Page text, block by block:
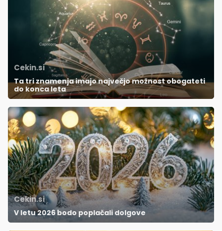
Cekin.si
Ta tri znamenja imajo največjo možnost obogateti
do konca leta
Cekin.si
V letu 2026 bodo poplačali dolgove